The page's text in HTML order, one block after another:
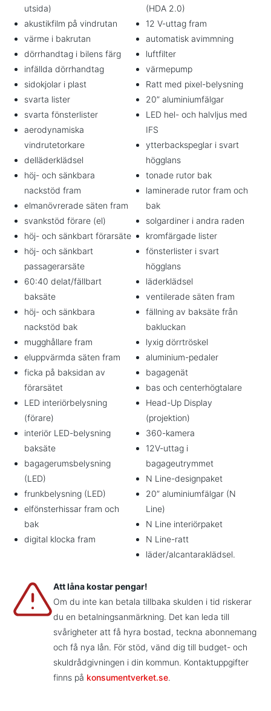
utsida)
akustikfilm på vindrutan
värme i bakrutan
dörrhandtag i bilens färg
infällda dörrhandtag
sidokjolar i plast
svarta lister
svarta fönsterlister
aerodynamiska
vindrutetorkare
delläderklädsel
höj- och sänkbara
nackstöd fram
elmanövrerade säten fram
svankstöd förare (el)
höj- och sänkbart förarsäte
höj- och sänkbart
passagerarsäte
60:40 delat/fällbart
baksäte
höj- och sänkbara
nackstöd bak
mugghållare fram
eluppvärmda säten fram
ficka på baksidan av
förarsätet
LED interiörbelysning
(förare)
interiör LED-belysning
baksäte
bagagerumsbelysning
(LED)
frunkbelysning (LED)
elfönsterhissar fram och
bak
digital klocka fram
(HDA 2.0)
12 V-uttag fram
automatisk avimmning
luftfilter
värmepump
Ratt med pixel-belysning
20” aluminiumfälgar
LED hel- och halvljus med
IFS
ytterbackspeglar i svart
högglans
tonade rutor bak
laminerade rutor fram och
bak
solgardiner i andra raden
kromfärgade lister
fönsterlister i svart
högglans
läderklädsel
ventilerade säten fram
fällning av baksäte från
bakluckan
lyxig dörrtröskel
aluminium-pedaler
bagagenät
bas och centerhögtalare
Head-Up Display
(projektion)
360-kamera
12V-uttag i
bagageutrymmet
N Line-designpaket
20” aluminiumfälgar (N
Line)
N Line interiörpaket
N Line-ratt
läder/alcantaraklädsel.
Att låna kostar pengar!
Om du inte kan betala tillbaka skulden i tid riskerar
du en betalningsanmärkning. Det kan leda till
svårigheter att få hyra bostad, teckna abonnemang
och få nya lån. För stöd, vänd dig till budget- och
skuldrådgivningen i din kommun. Kontaktuppgifter
finns på konsumentverket.se.